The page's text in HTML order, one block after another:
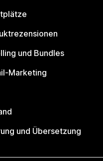
und Bundles
Marketing
und Übersetzung